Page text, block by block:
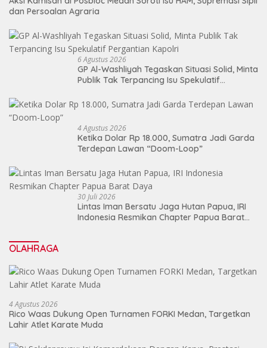
dan Persoalan Agraria
6 Agustus 2026
GP Al-Washliyah Tegaskan Situasi Solid, Minta
Publik Tak Terpancing Isu Spekulatif
4 Agustus 2026
Ketika Dolar Rp 18.000, Sumatra Jadi Garda
Terdepan Lawan “Doom-Loop”
30 Juli 2026
Lintas Iman Bersatu Jaga Hutan Papua, IRI
Indonesia Resmikan Chapter Papua Barat
OLAHRAGA
4 Agustus 2026
Rico Waas Dukung Open Turnamen FORKI Medan, Targetkan
Lahir Atlet Karate Muda